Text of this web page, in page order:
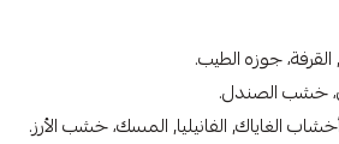
جوزه الطيب.
خشب الصندل.
الغاياك, الفانيليا, المسك، خشب الأرز.